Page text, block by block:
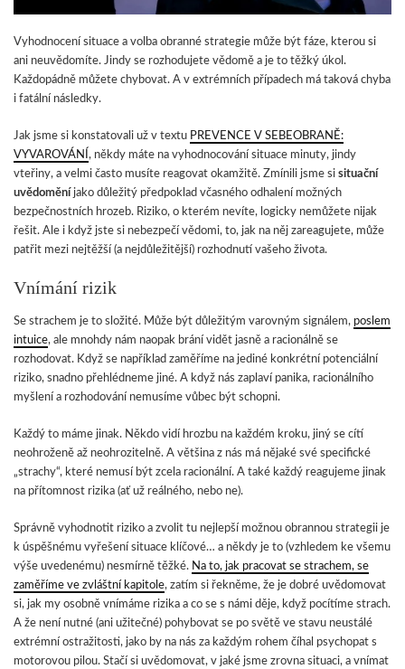
Vyhodnocení situace a volba obranné strategie může být fáze, kterou si
ani neuvědomíte. Jindy se rozhodujete vědomě a je to těžký úkol.
Každopádně můžete chybovat. A v extrémních případech má taková chyba
i fatální následky.
Jak jsme si konstatovali už v textu PREVENCE V SEBEOBRANĚ:
VYVAROVÁNÍ , někdy máte na vyhodnocování situace minuty, jindy
vteřiny, a velmi často musíte reagovat okamžitě. Zmínili jsme si situační
uvědomění jako důležitý předpoklad včasného odhalení možných
bezpečnostních hrozeb. Riziko, o kterém nevíte, logicky nemůžete nijak
řešit. Ale i když jste si nebezpečí vědomi, to, jak na něj zareagujete, může
patřit mezi nejtěžší (a nejdůležitější) rozhodnutí vašeho života.
Vnímání rizik
Se strachem je to složité. Může být důležitým varovným signálem, poslem
intuice, ale mnohdy nám naopak brání vidět jasně a racionálně se
rozhodovat. Když se například zaměříme na jediné konkrétní potenciální
riziko, snadno přehlédneme jiné. A když nás zaplaví panika, racionálního
myšlení a rozhodování nemusíme vůbec být schopni.
Každý to máme jinak. Někdo vidí hrozbu na každém kroku, jiný se cítí
neohroženě až neohrozitelně. A většina z nás má nějaké své specifické
„strachy“, které nemusí být zcela racionální. A také každý reagujeme jinak
na přítomnost rizika (ať už reálného, nebo ne).
Správně vyhodnotit riziko a zvolit tu nejlepší možnou obrannou strategii je
k úspěšnému vyřešení situace klíčové… a někdy je to (vzhledem ke všemu
výše uvedenému) nesmírně těžké. Na to, jak pracovat se strachem, se
zaměříme ve zvláštní kapitole, zatím si řekněme, že je dobré uvědomovat
si, jak my osobně vnímáme rizika a co se s námi děje, když pocítíme strach.
A že není nutné (ani užitečné) pohybovat se po světě ve stavu neustálé
extrémní ostražitosti, jako by na nás za každým rohem číhal psychopat s
motorovou pilou. Stačí si uvědomovat, v jaké jsme zrovna situaci, a vnímat